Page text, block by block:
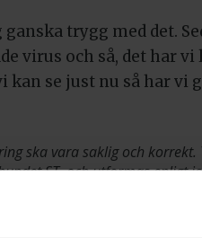
trygg med det.
virus och så, det har vi
kan se just nu så har vi
ska vara saklig och
ST, och utformas enligt